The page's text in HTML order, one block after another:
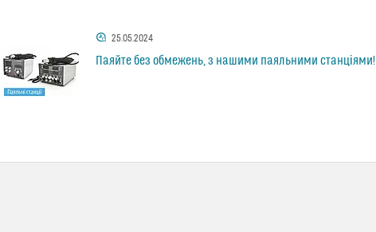
25.05.2024
Паяйте без обмежень, з нашими паяльними станціями!